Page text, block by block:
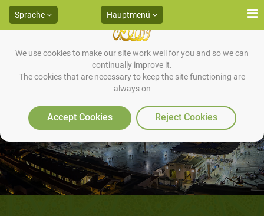
We use cookies to make our site work well for you and so we can
continually improve it.
The cookies that are necessary to keep the site functioning are
always on
Accept Cookies Reject Cookies
Sprache Hauptmenü
Der Abschied des Propheten